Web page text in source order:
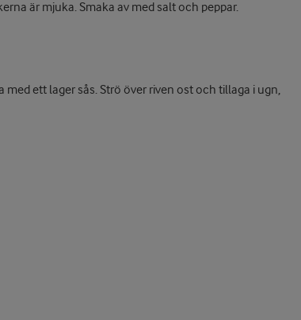
är mjuka. Smaka av med salt och peppar.
ett lager sås. Strö över riven ost och tillaga i ugn,